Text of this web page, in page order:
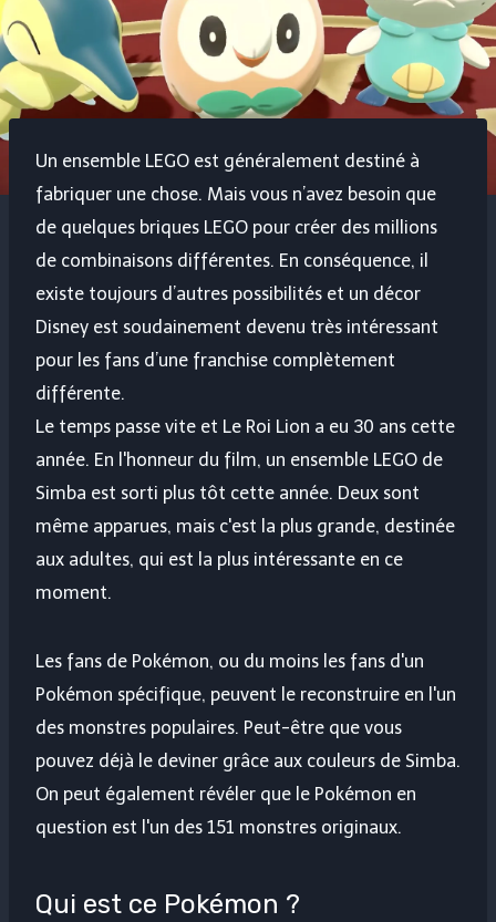
Un ensemble LEGO est généralement destiné à
fabriquer une chose. Mais vous n’avez besoin que
de quelques briques LEGO pour créer des millions
de combinaisons différentes. En conséquence, il
existe toujours d’autres possibilités et un décor
Disney est soudainement devenu très intéressant
pour les fans d’une franchise complètement
différente.
Le temps passe vite et Le Roi Lion a eu 30 ans cette
année. En l'honneur du film, un ensemble LEGO de
Simba est sorti plus tôt cette année. Deux sont
même apparues, mais c'est la plus grande, destinée
aux adultes, qui est la plus intéressante en ce
moment.
Les fans de Pokémon, ou du moins les fans d'un
Pokémon spécifique, peuvent le reconstruire en l'un
des monstres populaires. Peut-être que vous
pouvez déjà le deviner grâce aux couleurs de Simba.
On peut également révéler que le Pokémon en
question est l'un des 151 monstres originaux.
Qui est ce Pokémon ?